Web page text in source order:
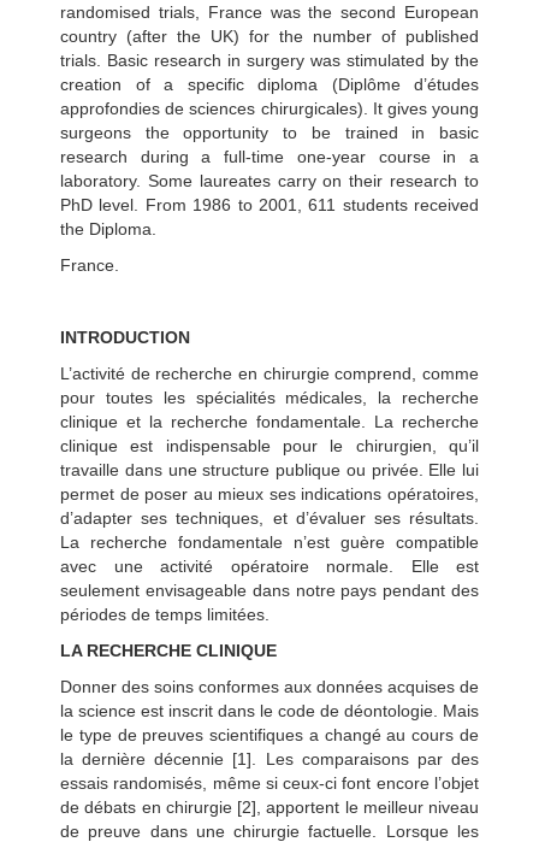
randomised trials, France was the second European
country (after the UK) for the number of published
trials. Basic research in surgery was stimulated by the
creation of a specific diploma (Diplôme d’études
approfondies de sciences chirurgicales). It gives young
surgeons the opportunity to be trained in basic
research during a full-time one-year course in a
laboratory. Some laureates carry on their research to
PhD level. From 1986 to 2001, 611 students received
the Diploma.
France.
INTRODUCTION
L’activité de recherche en chirurgie comprend, comme
pour toutes les spécialités médicales, la recherche
clinique et la recherche fondamentale. La recherche
clinique est indispensable pour le chirurgien, qu’il
travaille dans une structure publique ou privée. Elle lui
permet de poser au mieux ses indications opératoires,
d’adapter ses techniques, et d’évaluer ses résultats.
La recherche fondamentale n’est guère compatible
avec une activité opératoire normale. Elle est
seulement envisageable dans notre pays pendant des
périodes de temps limitées.
LA RECHERCHE CLINIQUE
Donner des soins conformes aux données acquises de
la science est inscrit dans le code de déontologie. Mais
le type de preuves scientifiques a changé au cours de
la dernière décennie [1]. Les comparaisons par des
essais randomisés, même si ceux-ci font encore l’objet
de débats en chirurgie [2], apportent le meilleur niveau
de preuve dans une chirurgie factuelle. Lorsque les